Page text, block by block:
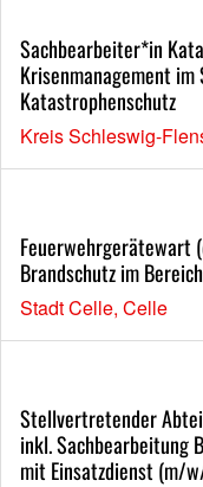
Sachbearbeiter*in
Krisenmanagement
Katastrophenschutz
Kreis Schleswig-
Feuerwehrgerätewart
Brandschutz im
Stadt Celle, Celle
Stellvertretender
inkl. Sachbearbeitung
mit Einsatzdienst (m/